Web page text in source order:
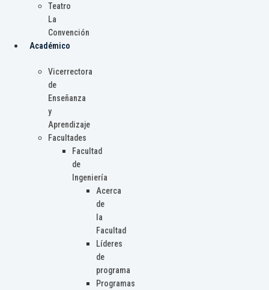
Teatro
La
Convención
Académico
Vicerrectora
de
Enseñanza
y
Aprendizaje
Facultades
Facultad
de
Ingeniería
Acerca
de
la
Facultad
Líderes
de
programa
Programas